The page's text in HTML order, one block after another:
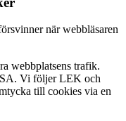
när webbläsaren
webbplatsens trafik.
Vi följer LEK och
till cookies via en